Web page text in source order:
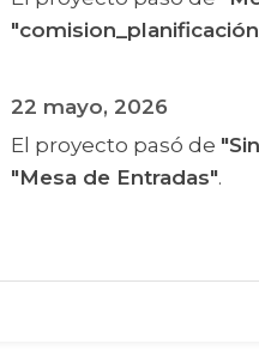
22 mayo, 2026
El proyecto pasó de
"Mesa de Entradas".